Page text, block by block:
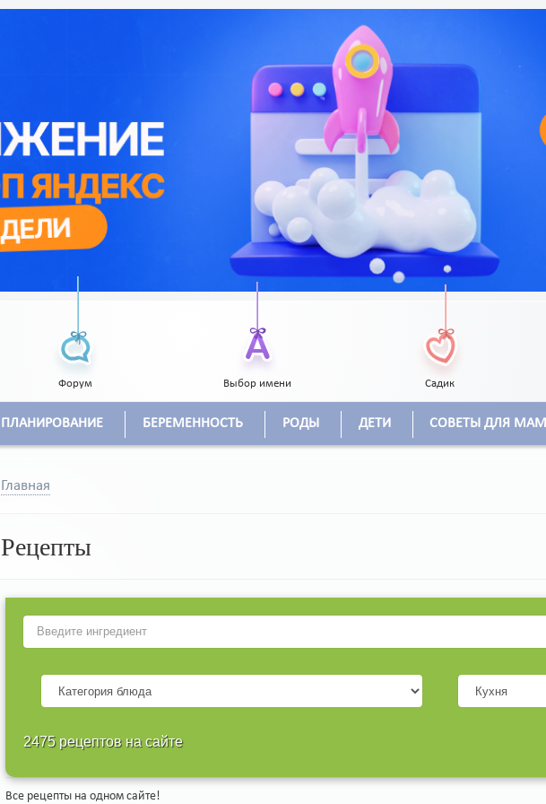
Форум Выбор имени Садик
ПЛАНИРОВАНИЕ БЕРЕМЕННОСТЬ РОДЫ ДЕТИ СОВЕТЫ ДЛЯ МАМ
Главная
Рецепты
2475 рецептов на сайте
Все рецепты на одном сайте!